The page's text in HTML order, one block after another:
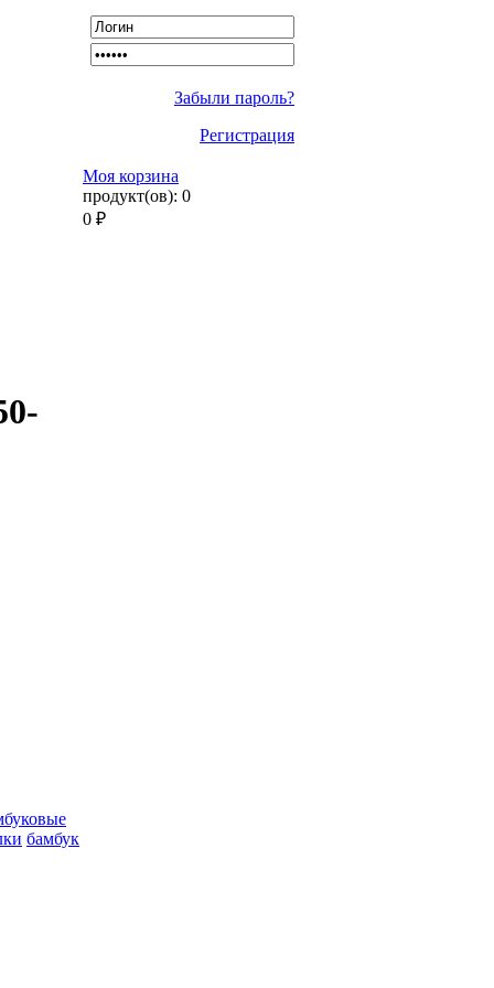
Забыли пароль?
Регистрация
Моя корзина
продукт(ов): 0
0 ₽
бамбук